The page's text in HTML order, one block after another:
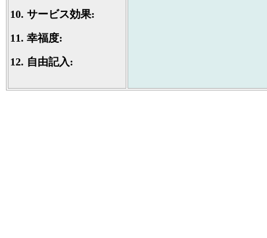
10. サービス効果:
11. 幸福度:
12. 自由記入: